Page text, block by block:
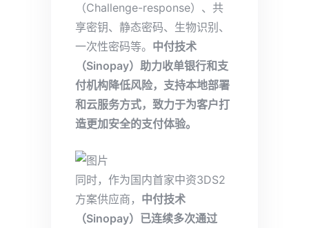
（Challenge-response）、共
享密钥、静态密码、生物识别、
一次性密码等。 中付技术
（Sinopay）助力收单银行和支
付机构降低风险，支持本地部署
和云服务方式，致力于为客户打
造更加安全的支付体验。
同时，作为国内首家中资3DS2
方案供应商， 中付技术
（Sinopay）已连续多次通过